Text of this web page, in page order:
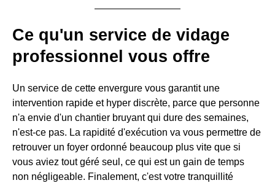
Ce qu'un service de vidage
professionnel vous offre
Un service de cette envergure vous garantit une
intervention rapide et hyper discrète, parce que personne
n'a envie d'un chantier bruyant qui dure des semaines,
n'est-ce pas. La rapidité d'exécution va vous permettre de
retrouver un foyer ordonné beaucoup plus vite que si
vous aviez tout géré seul, ce qui est un gain de temps
non négligeable. Finalement, c'est votre tranquillité